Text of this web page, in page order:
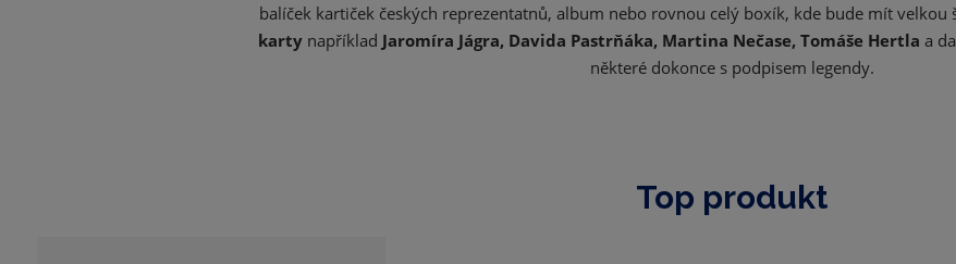
e
balíček kartiček českých reprezentatnů, album nebo rovnou celý boxík, kde bude mít velkou
karty například Jaromíra Jágra, Davida Pastrňáka, Martina Nečase, Tomáše Hertla a
některé dokonce s podpisem legendy.
Top produkt